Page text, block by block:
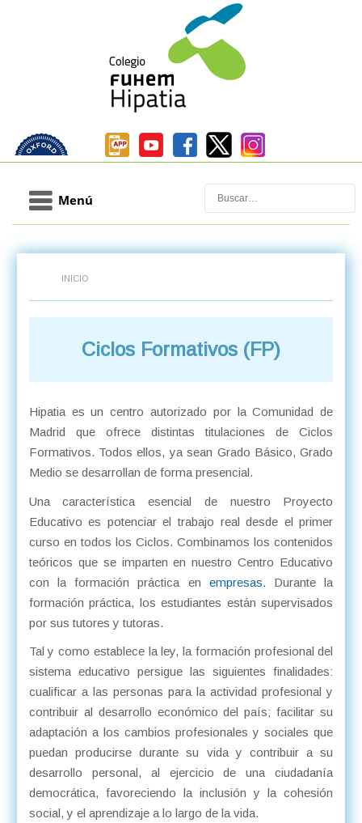
Menú
Buscar
INICIO
Ciclos Formativos (FP)
Hipatia es un centro autorizado por la Comunidad de
Madrid que ofrece distintas titulaciones de Ciclos
Formativos. Todos ellos, ya sean Grado Básico, Grado
Medio se desarrollan de forma presencial.
Una característica esencial de nuestro Proyecto
Educativo es potenciar el trabajo real desde el primer
curso en todos los Ciclos. Combinamos los contenidos
teóricos que se imparten en nuestro Centro Educativo
con la formación práctica en empresas. Durante la
formación práctica, los estudiantes están supervisados
por sus tutores y tutoras.
Tal y como establece la ley, la formación profesional del
sistema educativo persigue las siguientes finalidades:
cualificar a las personas para la actividad profesional y
contribuir al desarrollo económico del país; facilitar su
adaptación a los cambios profesionales y sociales que
puedan producirse durante su vida y contribuir a su
desarrollo personal, al ejercicio de una ciudadanía
democrática, favoreciendo la inclusión y la cohesión
social, y el aprendizaje a lo largo de la vida.